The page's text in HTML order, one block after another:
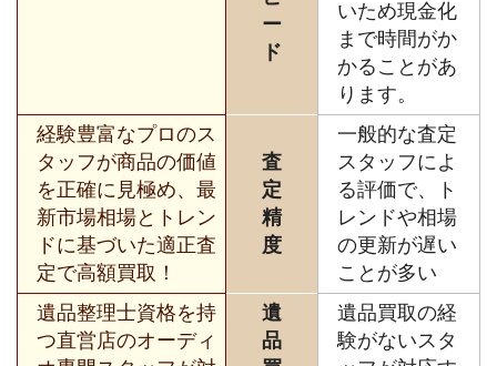
ー
ド
いため現金化
まで時間がか
かることがあ
ります。
経験豊富なプロのス
タッフが商品の価値
を正確に見極め、最
新市場相場とトレン
ドに基づいた適正査
定で高額買取！
査
定
精
度
一般的な査定
スタッフによ
る評価で、ト
レンドや相場
の更新が遅い
ことが多い
遺品整理士資格を持
つ直営店のオーディ
遺
品
遺品買取の経
験がないスタ